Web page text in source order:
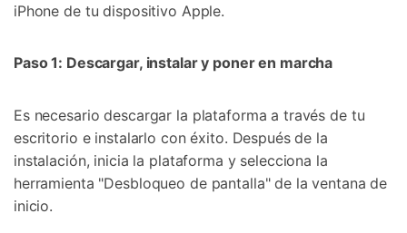
iPhone de tu dispositivo Apple.
Paso 1: Descargar, instalar y poner en marcha
Es necesario descargar la plataforma a través de tu
escritorio e instalarlo con éxito. Después de la
instalación, inicia la plataforma y selecciona la
herramienta "Desbloqueo de pantalla" de la ventana de
inicio.